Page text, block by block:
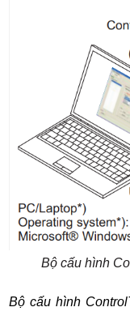
Bộ cấu hình
Bộ cấu hình